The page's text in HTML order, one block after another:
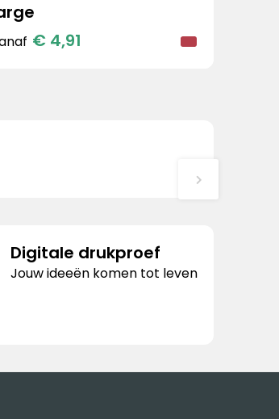
€ 4,91
Digitale drukproef
Jouw ideeën komen tot leven